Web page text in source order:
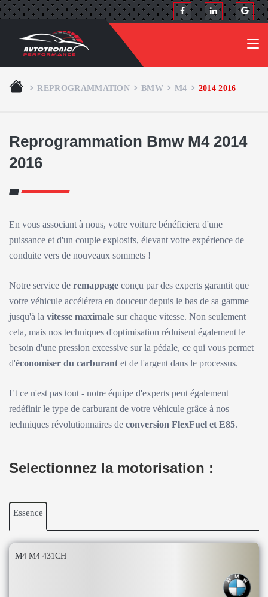
REPROGRAMMATION BMW M4 2014 2016
Reprogrammation Bmw M4 2014
2016
En vous associant à nous, votre voiture bénéficiera d'une
puissance et d'un couple explosifs, élevant votre expérience de
conduite vers de nouveaux sommets !
Notre service de remappage conçu par des experts garantit que
votre véhicule accélérera en douceur depuis le bas de sa gamme
jusqu'à la vitesse maximale sur chaque vitesse. Non seulement
cela, mais nos techniques d'optimisation réduisent également le
besoin d'une pression excessive sur la pédale, ce qui vous permet
d'économiser du carburant et de l'argent dans le processus.
Et ce n'est pas tout - notre équipe d'experts peut également
redéfinir le type de carburant de votre véhicule grâce à nos
techniques révolutionnaires de conversion FlexFuel et E85.
Selectionnez la motorisation :
Essence
M4 M4 431CH